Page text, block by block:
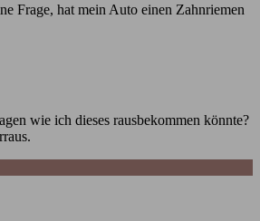
Frage, hat mein Auto einen Zahnriemen
wie ich dieses rausbekommen könnte?